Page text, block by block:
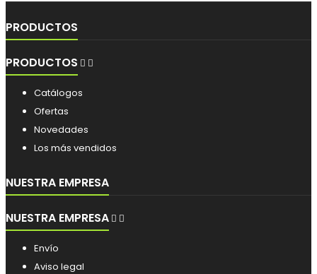
PRODUCTOS
PRODUCTOS  
Catálogos
Ofertas
Novedades
Los más vendidos
NUESTRA EMPRESA
NUESTRA EMPRESA  
Envío
Aviso legal